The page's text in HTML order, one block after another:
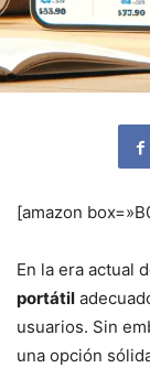
[amazon
En la era actual
portátil
usuarios. Sin
una opción